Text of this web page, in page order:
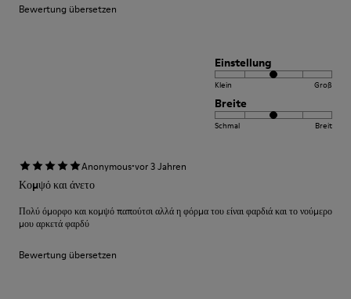
Bewertung übersetzen
Einstellung
Klein Groß
Breite
Schmal Breit
Anonymous·vor 3 Jahren
Κομψό και άνετο
Πολύ όμορφο και κομψό παπούτσι αλλά η φόρμα του είναι φαρδιά και το νούμερο
μου αρκετά φαρδύ
Bewertung übersetzen